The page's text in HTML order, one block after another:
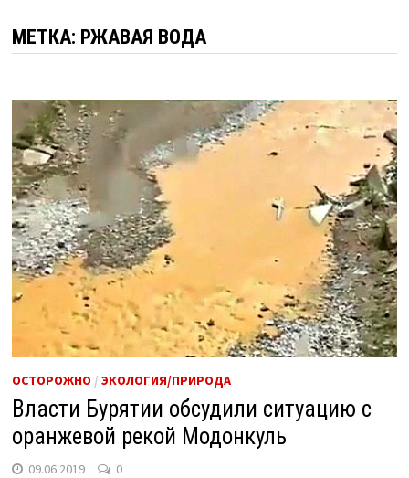
МЕТКА: РЖАВАЯ ВОДА
ОСТОРОЖНО / ЭКОЛОГИЯ/ПРИРОДА
Власти Бурятии обсудили ситуацию с
оранжевой рекой Модонкуль
09.06.2019 0